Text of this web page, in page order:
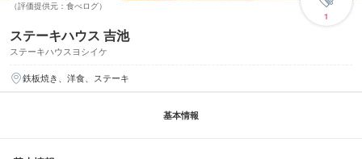
ステーキハウス 吉池
ステーキハウスヨシイケ
（評価提供元：食べログ）
1
鉄板焼き、洋食、ステーキ
基本情報